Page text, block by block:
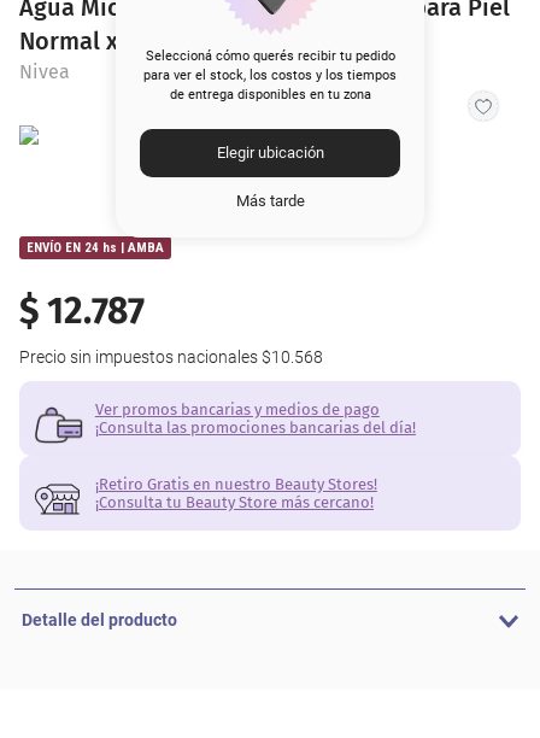
Seleccioná cómo querés recibir tu pedido
para ver el stock, los costos y los tiempos
de entrega disponibles en tu zona
Elegir ubicación
Más tarde
Agua Micelar Nivea 7 en 1 MicellAIR para Piel
Normal x 200 ml
Nivea
ENVÍO EN 24 hs | AMBA
$12.787
Precio sin impuestos nacionales $10.568
Ver promos bancarias y medios de pago
¡Consulta las promociones bancarias del día!
¡Retiro Gratis en nuestro Beauty Stores!
¡Consulta tu Beauty Store más cercano!
Detalle del producto
5. corrector
10